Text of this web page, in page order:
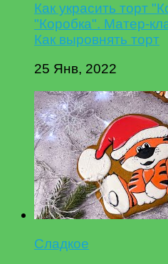
Как украсить торт
"Коробка". Матер-
Как выровнять торт
25 Янв, 2022
Сладкое